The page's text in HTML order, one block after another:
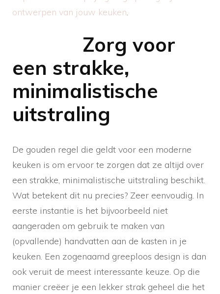
ontwerpen van jouw keuken.
Zorg voor
een strakke,
minimalistische
uitstraling
De gouden regel die geldt voor een moderne
keuken is om ervoor te zorgen dat ze altijd over
een strakke, minimalistische uitstraling beschikt.
Wat betekent dit nu precies? Zeer eenvoudig. In
eerste instantie is het bijvoorbeeld niet
aangeraden om gebruik te maken van
(opvallende) handvatten aan de kasten in je
keuken. Een zogenaamd greeploos design is dan
ook veruit de meest interessante keuze. Op die
manier creëer je een lekker strak geheel die het